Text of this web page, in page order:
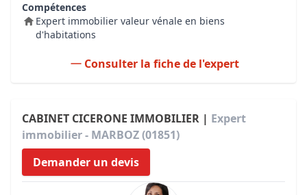
Compétences
Expert immobilier valeur vénale en biens
d'habitations
Consulter la fiche de l'expert
CABINET CICERONE IMMOBILIER | Expert
immobilier - MARBOZ (01851)
Demander un devis